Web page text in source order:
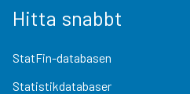
Hitta snabbt
StatFin-databasen
Statistikdatabaser